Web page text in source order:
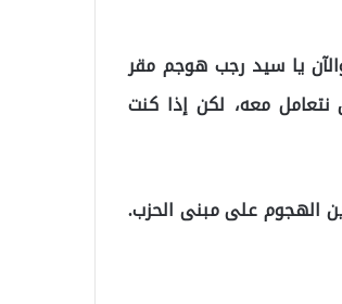
يا سيد رجب هوجم مقر
معه، لكن إذا كنت
الهجوم على مبنى الحزب.